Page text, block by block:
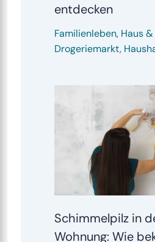
entdecken
Familienleben, Haus
Drogeriemarkt,
Schimmelpilz in
Wohnung: Wie